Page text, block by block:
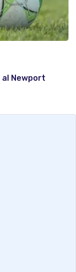
al Newport